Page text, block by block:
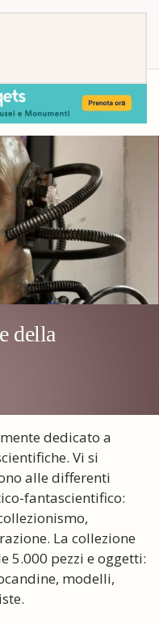
della
dedicato a
Vi si
alle differenti
fantascientifico:
La collezione
5.000 pezzi e oggetti:
modelli,